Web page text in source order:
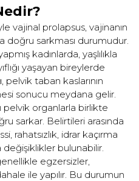
vajinal prolapsus, vajinanın
doğru sarkması durumudur.
kadınlarda, yaşlılıkla
yaşayan bireylerde
, pelvik taban kaslarının
sonucu meydana gelir.
pelvik organlarla birlikte
sarkar. Belirtileri arasında
rahatsızlık, idrar kaçırma
değişiklikler bulunabilir.
egzersizler,
ile yapılır. Bu durumun